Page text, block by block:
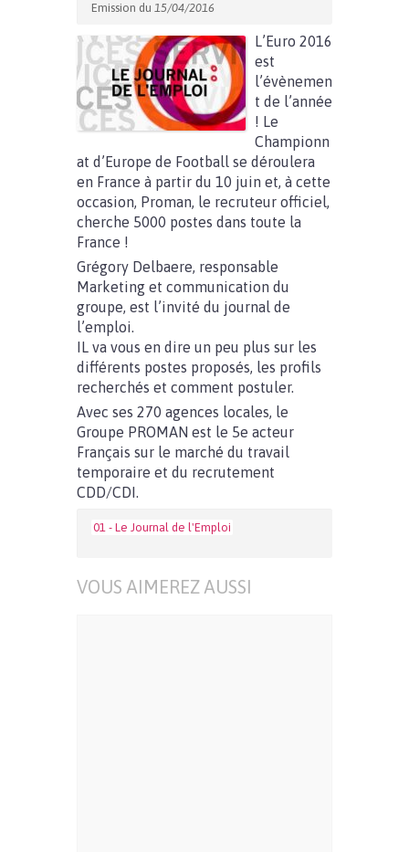
Emission du 15/04/2016
L’Euro 2016
est
l’évènemen
t de l’année
! Le
Championn
at d’Europe de Football se déroulera
en France à partir du 10 juin et, à cette
occasion, Proman, le recruteur officiel,
cherche 5000 postes dans toute la
France !
Grégory Delbaere, responsable
Marketing et communication du
groupe, est l’invité du journal de
l’emploi.
IL va vous en dire un peu plus sur les
différents postes proposés, les profils
recherchés et comment postuler.
Avec ses 270 agences locales, le
Groupe PROMAN est le 5e acteur
Français sur le marché du travail
temporaire et du recrutement
CDD/CDI.
01 - Le Journal de l'Emploi
VOUS AIMEREZ AUSSI